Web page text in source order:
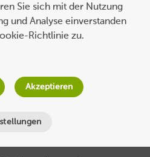
Kontrollpanel wie
2024
Sie sich mit der Nutzung
und Analyse einverstanden
Richtlinie zu.
Akzeptieren